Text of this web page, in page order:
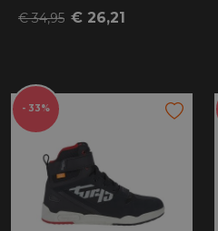
€ 34,95 € 26,21
- 33%